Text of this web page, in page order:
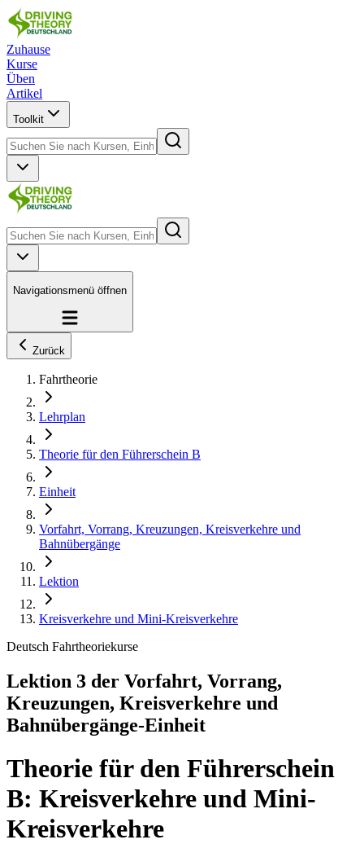
Zuhause
Kurse
Üben
Artikel
Toolkit
Navigationsmenü öffnen
Zurück
Fahrtheorie
Lehrplan
Theorie für den Führerschein B
Einheit
Vorfahrt, Vorrang, Kreuzungen, Kreisverkehre und
Bahnübergänge
Lektion
Kreisverkehre und Mini-Kreisverkehre
Deutsch Fahrtheoriekurse
Lektion 3 der Vorfahrt, Vorrang,
Kreuzungen, Kreisverkehre und
Bahnübergänge-Einheit
Theorie für den Führerschein
B: Kreisverkehre und Mini-
Kreisverkehre